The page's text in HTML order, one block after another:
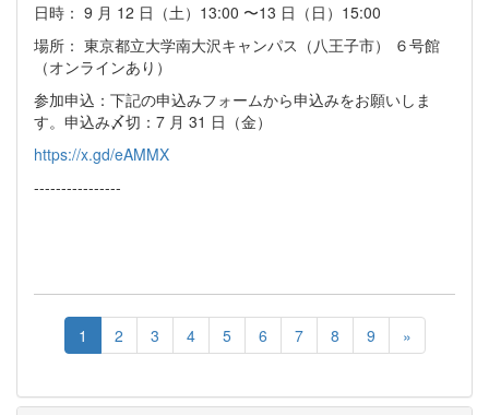
日時： 9 ⽉ 12 ⽇（⼟）13:00 〜13 ⽇（⽇）15:00
場所： 東京都⽴⼤学南⼤沢キャンパス（⼋王⼦市） ６号館
（オンラインあり）
参加申込：下記の申込みフォームから申込みをお願いしま
す。申込み〆切：7 ⽉ 31 ⽇（⾦）
https://x.gd/eAMMX
----------------
1 2 3 4 5 6 7 8 9 »